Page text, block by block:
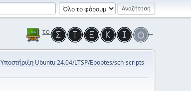
Υποστήριξη Ubuntu 24.04/LTSP/Epoptes/sch-scripts